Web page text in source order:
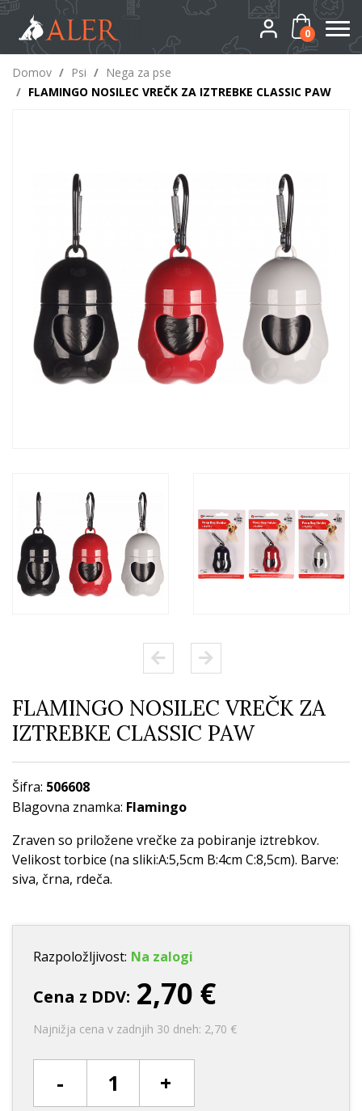
0
Domov / Psi / Nega za pse
/ FLAMINGO NOSILEC VREČK ZA IZTREBKE CLASSIC PAW
FLAMINGO NOSILEC VREČK ZA
IZTREBKE CLASSIC PAW
Šifra: 506608
Blagovna znamka: Flamingo
Zraven so priložene vrečke za pobiranje iztrebkov.
Velikost torbice (na sliki:A:5,5cm B:4cm C:8,5cm). Barve:
siva, črna, rdeča.
Razpoložljivost: Na zalogi
Cena z DDV: 2,70 €
Najnižja cena v zadnjih 30 dneh: 2,70 €
- +